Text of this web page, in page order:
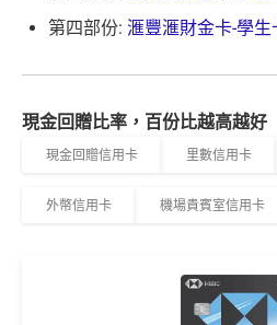
第四部份: 滙豐滙財金卡-學生
現金回贈比率，百份比越高越好
現金回贈信用卡 里數信用卡
外幣信用卡 機場貴賓室信用卡